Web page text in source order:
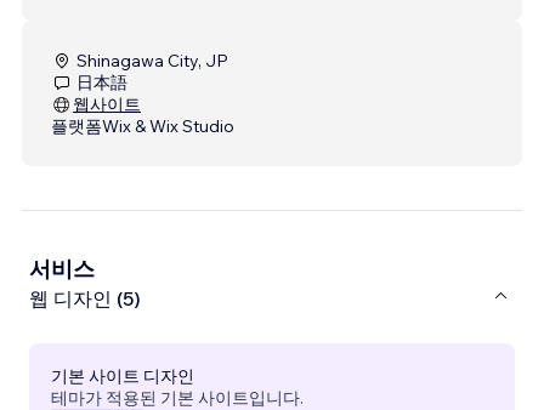
Shinagawa City, JP
日本語
웹사이트
플랫폼Wix & Wix Studio
서비스
웹 디자인 (5)
기본 사이트 디자인
테마가 적용된 기본 사이트입니다.